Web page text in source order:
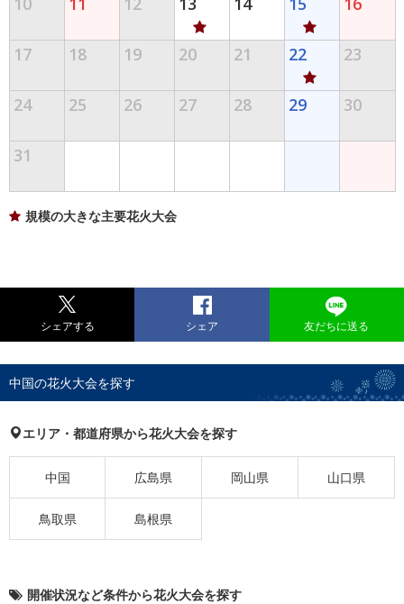
17 18 19 20 21 22 23
24 25 26 27 28 29 30
31
規模の大きな主要花火大会
シェアする シェア 友だちに送る
中国の花火大会を探す
エリア・都道府県から花火大会を探す
中国 広島県 岡山県 山口県
鳥取県 島根県
開催状況など条件から花火大会を探す